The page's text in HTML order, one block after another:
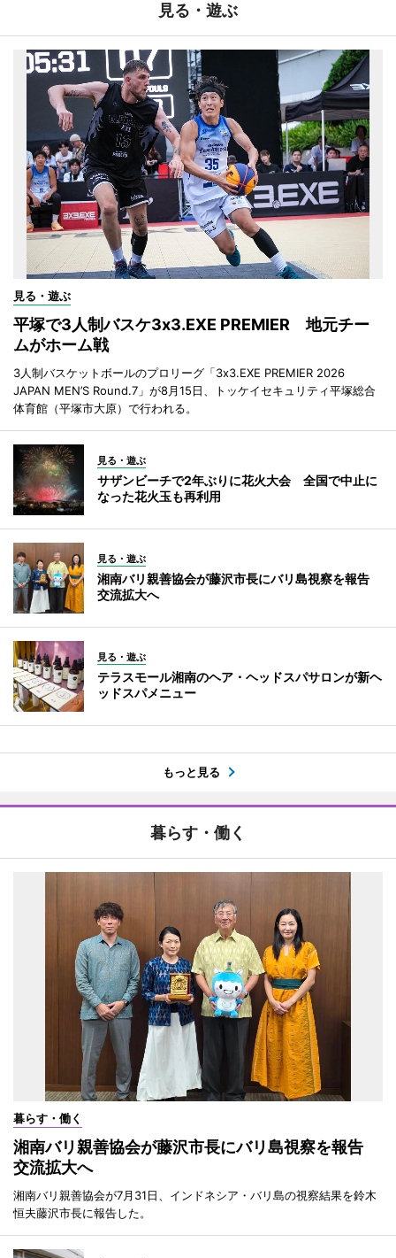
見る・遊ぶ
見る・遊ぶ
平塚で3人制バスケ3x3.EXE PREMIER 地元チー
ムがホーム戦
3人制バスケットボールのプロリーグ「3x3.EXE PREMIER 2026
JAPAN MEN’S Round.7」が8月15日、トッケイセキュリティ平塚総合
体育館（平塚市大原）で行われる。
見る・遊ぶ
サザンビーチで2年ぶりに花火大会 全国で中止に
なった花火玉も再利用
見る・遊ぶ
湘南バリ親善協会が藤沢市長にバリ島視察を報告
交流拡大へ
見る・遊ぶ
テラスモール湘南のヘア・ヘッドスパサロンが新ヘ
ッドスパメニュー
もっと見る
暮らす・働く
暮らす・働く
湘南バリ親善協会が藤沢市長にバリ島視察を報告
交流拡大へ
湘南バリ親善協会が7月31日、インドネシア・バリ島の視察結果を鈴木
恒夫藤沢市長に報告した。